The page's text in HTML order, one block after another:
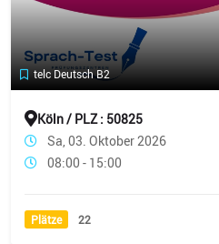
telc Deutsch B2
Köln / PLZ : 50825
Sa, 03. Oktober 2026
08:00 - 15:00
Plätze 22